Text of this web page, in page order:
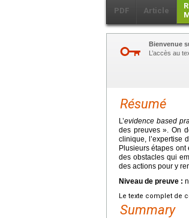
PDF Article
Bienvenue
L’accès au
Résumé
L’evidence based
des preuves ». On
clinique, l’expertise
Plusieurs étapes ont
des obstacles qui
des actions pour y
Niveau de preuve :
Le texte complet de
Summary